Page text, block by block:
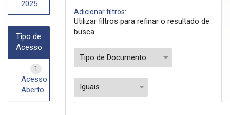
Adicionar filtros:
Utilizar filtros para refinar o resultado de
busca.
2025
Tipo de
Acesso
1
Acesso
Aberto